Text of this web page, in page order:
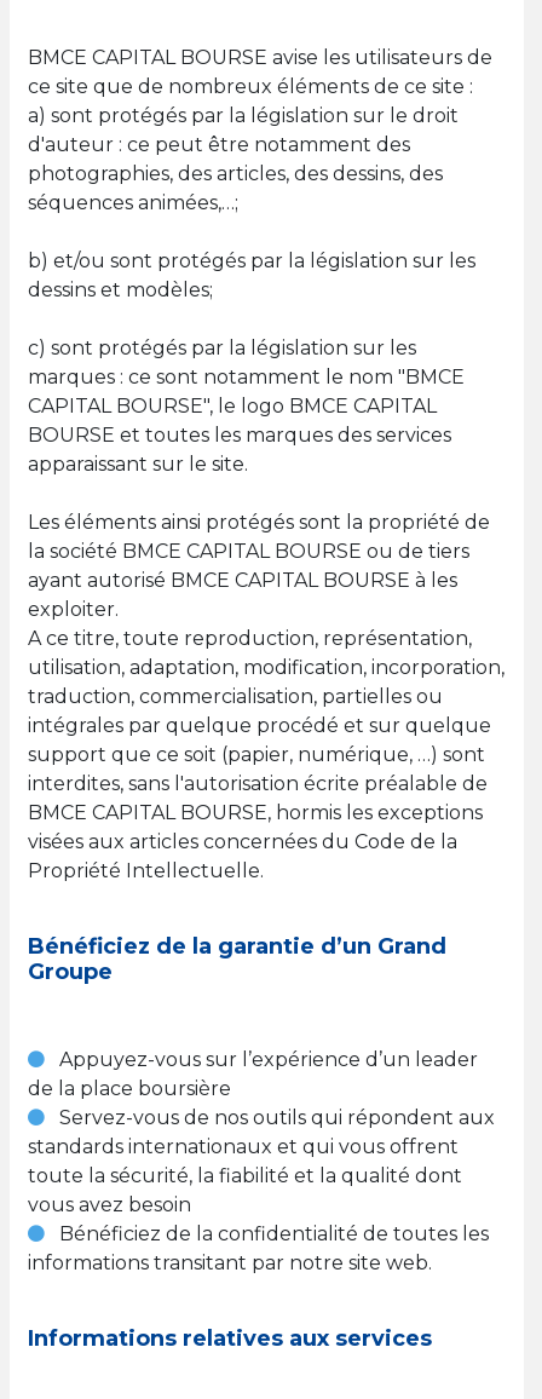
BMCE CAPITAL BOURSE avise les utilisateurs de
ce site que de nombreux éléments de ce site :
a) sont protégés par la législation sur le droit
d'auteur : ce peut être notamment des
photographies, des articles, des dessins, des
séquences animées,…;
b) et/ou sont protégés par la législation sur les
dessins et modèles;
c) sont protégés par la législation sur les
marques : ce sont notamment le nom "BMCE
CAPITAL BOURSE", le logo BMCE CAPITAL
BOURSE et toutes les marques des services
apparaissant sur le site.
Les éléments ainsi protégés sont la propriété de
la société BMCE CAPITAL BOURSE ou de tiers
ayant autorisé BMCE CAPITAL BOURSE à les
exploiter.
A ce titre, toute reproduction, représentation,
utilisation, adaptation, modification, incorporation,
traduction, commercialisation, partielles ou
intégrales par quelque procédé et sur quelque
support que ce soit (papier, numérique, …) sont
interdites, sans l'autorisation écrite préalable de
BMCE CAPITAL BOURSE, hormis les exceptions
visées aux articles concernées du Code de la
Propriété Intellectuelle.
Bénéficiez de la garantie d’un Grand
Groupe
Appuyez-vous sur l’expérience d’un leader
de la place boursière
Servez-vous de nos outils qui répondent aux
standards internationaux et qui vous offrent
toute la sécurité, la fiabilité et la qualité dont
vous avez besoin
Bénéficiez de la confidentialité de toutes les
informations transitant par notre site web.
Informations relatives aux services